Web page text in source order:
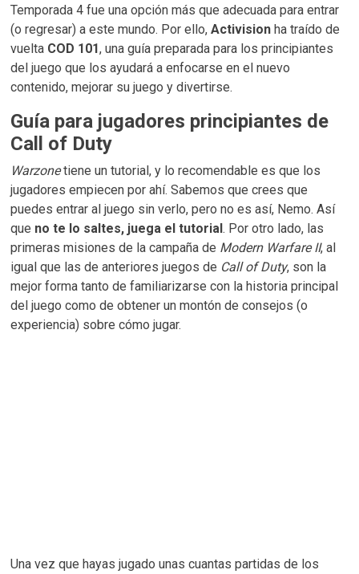
Temporada 4 fue una opción más que adecuada para entrar
(o regresar) a este mundo. Por ello,Activision ha traído de
vuelta COD 101, una guía preparada para los principiantes
del juego que los ayudará a enfocarse en el nuevo
contenido, mejorar su juego y divertirse.
Guía para jugadores principiantes de
Call of Duty
Warzonetiene un tutorial, y lo recomendable es que los
jugadores empiecen por ahí. Sabemos que crees que
puedes entrar al juego sin verlo, pero no es así, Nemo. Así
que no te lo saltes, juega el tutorial. Por otro lado, las
primeras misiones de la campaña de Modern Warfare II, al
igual que las de anteriores juegos de Call of Duty, son la
mejor forma tanto de familiarizarse con la historia principal
del juego como de obtener un montón de consejos (o
experiencia) sobre cómo jugar.
Una vez que hayas jugado unas cuantas partidas de los